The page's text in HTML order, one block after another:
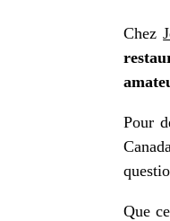
Chez
Pour
Que